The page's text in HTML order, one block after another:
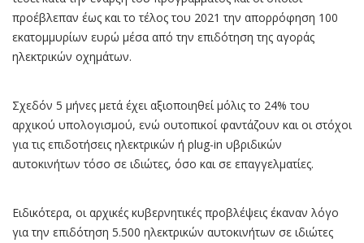
προέβλεπαν έως και το τέλος του 2021 την απορρόφηση 100
εκατομμυρίων ευρώ μέσα από την επιδότηση της αγοράς
ηλεκτρικών οχημάτων.
Σχεδόν 5 μήνες μετά έχει αξιοποιηθεί μόλις το 24% του
αρχικού υπολογισμού, ενώ ουτοπικοί φαντάζουν και οι στόχοι
για τις επιδοτήσεις ηλεκτρικών ή plug-in υβριδικών
αυτοκινήτων τόσο σε ιδιώτες, όσο και σε επαγγελματίες.
Ειδικότερα, οι αρχικές κυβερνητικές προβλέψεις έκαναν λόγο
για την επιδότηση 5.500 ηλεκτρικών αυτοκινήτων σε ιδιώτες